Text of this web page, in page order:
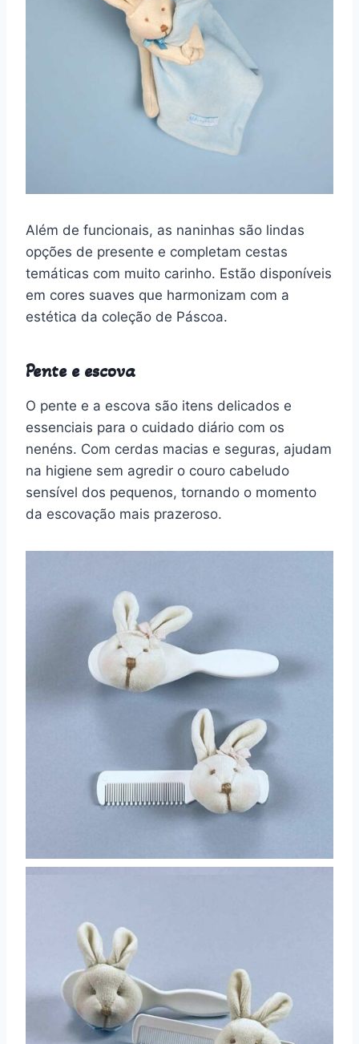
Além de funcionais, as naninhas são lindas
opções de presente e completam cestas
temáticas com muito carinho. Estão disponíveis
em cores suaves que harmonizam com a
estética da coleção de Páscoa.
Pente e escova
O pente e a escova são itens delicados e
essenciais para o cuidado diário com os
nenéns. Com cerdas macias e seguras, ajudam
na higiene sem agredir o couro cabeludo
sensível dos pequenos, tornando o momento
da escovação mais prazeroso.
em kits personalizados ou lembrancinhas
funcionais. São opções úteis, elegantes e que
transmitem cuidado e carinho em cada
detalhe.